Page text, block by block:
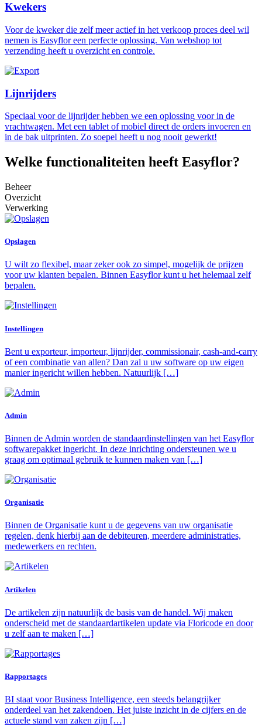
Kwekers
Voor de kweker die zelf meer actief in het verkoop proces deel wil
nemen is Easyflor een perfecte oplossing. Van webshop tot
verzending heeft u overzicht en controle.
Lijnrijders
Speciaal voor de lijnrijder hebben we een oplossing voor in de
vrachtwagen. Met een tablet of mobiel direct de orders invoeren en
in de bak uitprinten. Zo soepel heeft u nog nooit gewerkt!
Welke functionaliteiten heeft Easyflor?
Beheer
Overzicht
Verwerking
Opslagen
U wilt zo flexibel, maar zeker ook zo simpel, mogelijk de prijzen
voor uw klanten bepalen. Binnen Easyflor kunt u het helemaal zelf
bepalen.
Instellingen
Bent u exporteur, importeur, lijnrijder, commissionair, cash-and-carry
of een combinatie van allen? Dan zal u uw software op uw eigen
manier ingericht willen hebben. Natuurlijk […]
Admin
Binnen de Admin worden de standaardinstellingen van het Easyflor
softwarepakket ingericht. In deze inrichting ondersteunen we u
graag om optimaal gebruik te kunnen maken van […]
Organisatie
Binnen de Organisatie kunt u de gegevens van uw organisatie
regelen, denk hierbij aan de debiteuren, meerdere administraties,
medewerkers en rechten.
Artikelen
De artikelen zijn natuurlijk de basis van de handel. Wij maken
onderscheid met de standaardartikelen update via Floricode en door
u zelf aan te maken […]
Rapportages
BI staat voor Business Intelligence, een steeds belangrijker
onderdeel van het zakendoen. Het juiste inzicht in de cijfers en de
actuele stand van zaken zijn […]